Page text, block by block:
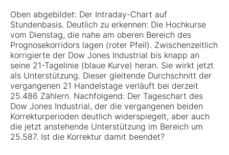
Oben abgebildet: Der Intraday-Chart auf
Stundenbasis. Deutlich zu erkennen: Die Hochkurse
vom Dienstag, die nahe am oberen Bereich des
Prognosekorridors lagen (roter Pfeil). Zwischenzeitlich
korrigierte der Dow Jones Industrial bis knapp an
seine 21-Tagelinie (blaue Kurve) heran. Sie wirkt jetzt
als Unterstützung. Dieser gleitende Durchschnitt der
vergangenen 21 Handelstage verläuft bei derzeit
25.486 Zählern. Nachfolgend: Der Tageschart des
Dow Jones Industrial, der die vergangenen beiden
Korrekturperioden deutlich widerspiegelt, aber auch
die jetzt anstehende Unterstützung im Bereich um
25.587. Ist die Korrektur damit beendet?